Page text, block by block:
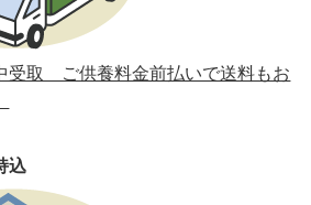
祭平成30年11月28日(水)
平成30年5月23日(水)
平成29年6月14日(水)
取 ご供養料金前払いで送料もお
込